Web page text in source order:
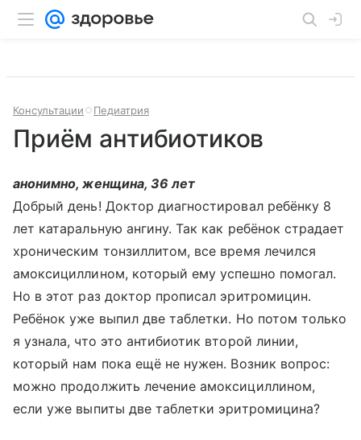
Консультации Педиатрия
Приём антибиотиков
анонимно, женщина, 36 лет
Добрый день! Доктор диагностировал ребёнку 8
лет катаральную ангину. Так как ребёнок страдает
хроническим тонзиллитом, все время лечился
амоксициллином, который ему успешно помогал.
Но в этот раз доктор прописал эритромицин.
Ребёнок уже выпил две таблетки. Но потом только
я узнала, что это антибиотик второй линии,
который нам пока ещё не нужен. Возник вопрос:
можно продолжить лечение амоксициллином,
если уже выпиты две таблетки эритромицина?